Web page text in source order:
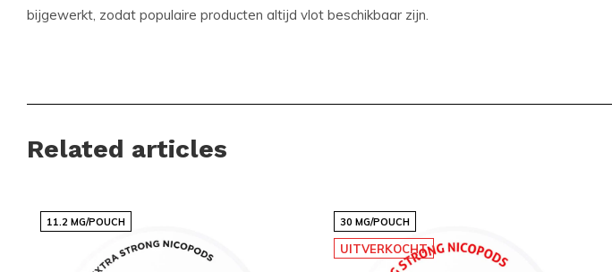
bijgewerkt, zodat populaire producten altijd vlot beschikbaar zijn.
Snelle en betrouwbare internationale leveringen
Regelmatig nieuwe smaken en varianten beschikbaar
Een klantenservice die altijd voor je klaarstaat
Snussie.com richt zich op een actuele voorraad, duidelijke communicatie en hoge
Related articles
11.2 MG/POUCH 30 MG/POUCH
UITVERKOCHT